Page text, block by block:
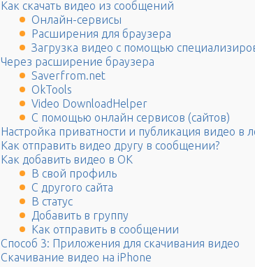
Как скачать видео из сообщений
Онлайн-сервисы
Расширения для браузера
Загрузка видео с помощью
Через расширение браузера
Saverfrom.net
OkTools
Video DownloadHelper
С помощью онлайн сервисов (сайтов)
Настройка приватности и публикация видео в
Как отправить видео другу в сообщении?
Как добавить видео в ОК
В свой профиль
С другого сайта
В статус
Добавить в группу
Как отправить в сообщении
Способ 3: Приложения для скачивания видео
Скачивание видео на iPhone